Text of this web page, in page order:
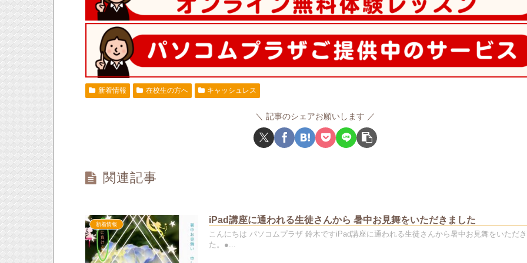
新着情報 在校生の方へ キャッシュレス
記事のシェアお願いします
関連記事
新着情報 iPad講座に通われる生徒さんから 暑中お見舞をいただきました
こんにちは パソコムプラザ 鈴木ですiPad講座に通われる生徒さんから暑中お見舞をいただ
た。●...